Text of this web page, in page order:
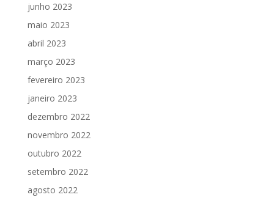
junho 2023
maio 2023
abril 2023
março 2023
fevereiro 2023
janeiro 2023
dezembro 2022
novembro 2022
outubro 2022
setembro 2022
agosto 2022